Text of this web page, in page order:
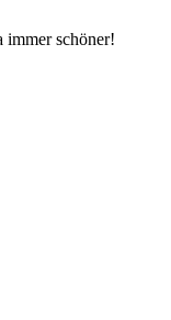
schöner!